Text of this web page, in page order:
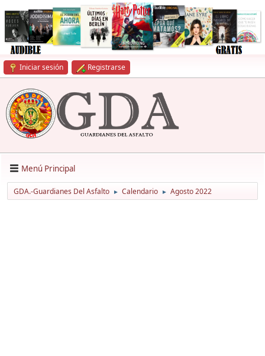
Iniciar sesión Registrarse
Menú Principal
GDA.-Guardianes Del Asfalto ► Calendario ► Agosto 2022